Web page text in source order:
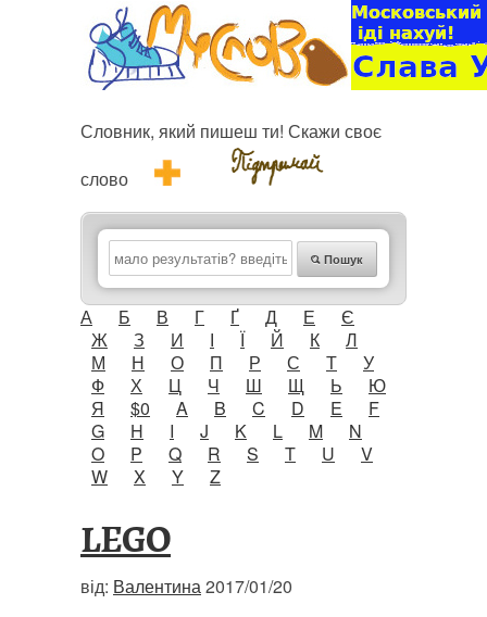
Словник, який пишеш ти! Скажи своє
слово
Пошук
А Б В Г Ґ Д Е
Є
Ж
З И І Ї Й К
Л
М
Н О П Р С Т
У
Ф
Х Ц Ч Ш Щ Ь
Ю
Я
$0 A B C D E
F
G
H I J K L M
N
O
P Q R S T U
V
W
X Y Z
LEGO
від: Валентина2017/01/20